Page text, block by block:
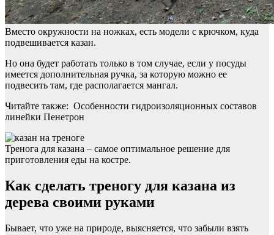
Вместо окружности на ножках, есть модели с крючком, куда
подвешивается казан.
Но она будет работать только в том случае, если у посуды
имеется дополнительная ручка, за которую можно ее
подвесить там, где располагается мангал.
Читайте также: Особенности гидроизоляционных составов
линейки Пенетрон
Тренога для казана – самое оптимальное решение для
приготовления еды на костре.
Как сделать треногу для казана из
дерева своими руками
Бывает, что уже на природе, выясняется, что забыли взять